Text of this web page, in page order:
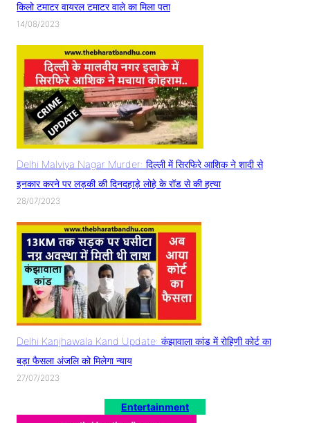
किलो टमाटर वायरल टमाटर वाले का मिला पता
14/08/2023
Delhi Malviya Nagar Murder: दिल्ली में सिरफिरे आशिक ने शादी से
इनकार करने पर लड़की की दिनदहाड़े लोहे के रॉड से की हत्या
28/07/2023
Delhi Kanjhawala Kand Update: कंझावाला कांड में रोहिणी कोर्ट का
बड़ा फैसला अंजलि को मिलेगा न्याय
27/07/2023
Entertainment